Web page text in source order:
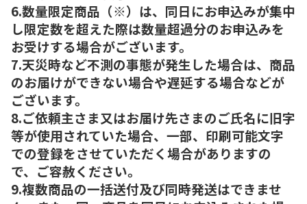
6.数量限定商品（※）は、同日にお申込みが集中
し限定数を超えた際は数量超過分のお申込みを
お受けする場合がございます。
7.天災時など不測の事態が発生した場合は、商品
のお届けができない場合や遅延する場合などが
ございます。
8.ご依頼主さま又はお届け先さまのご氏名に旧字
等が使用されていた場合、一部、印刷可能文字
での登録をさせていただく場合がありますの
で、ご容赦ください。
9.複数商品の一括送付及び同時発送はできませ